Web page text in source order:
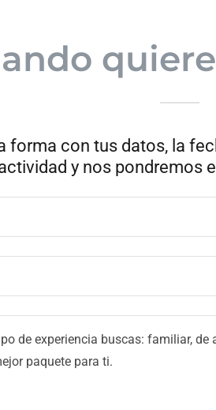
forma con tus datos, la
y nos pondremos